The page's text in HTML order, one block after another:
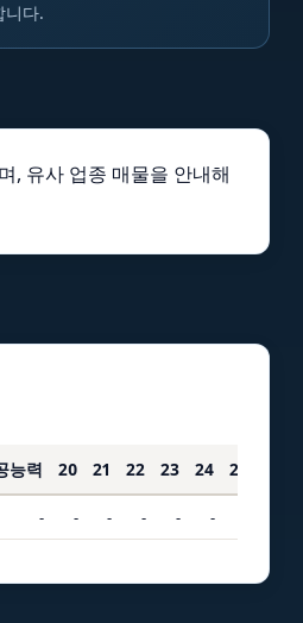
니다.
, 유사 업종 매물을 안내해
능력 20 21 22 23 24 25
- - - - - -